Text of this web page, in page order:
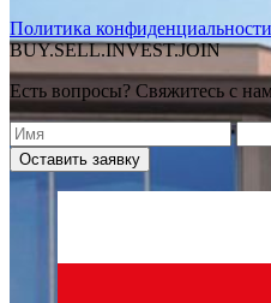
Политика конфиденциальности
BUY.SELL.INVEST.JOIN
Есть вопросы? Свяжитесь с